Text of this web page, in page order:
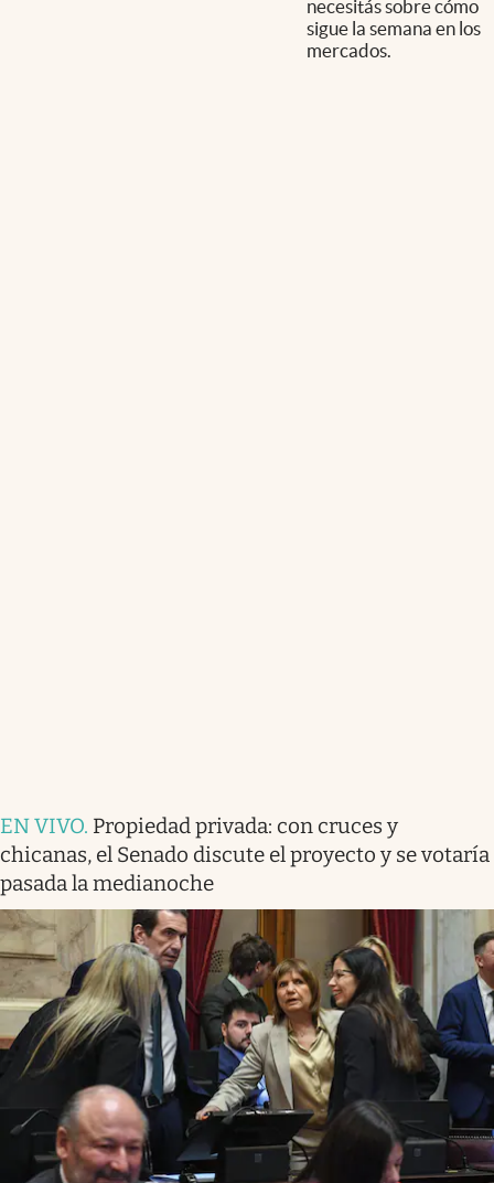
necesitás sobre cómo
sigue la semana en los
mercados.
EN VIVO. Propiedad privada: con cruces y
chicanas, el Senado discute el proyecto y se votaría
pasada la medianoche